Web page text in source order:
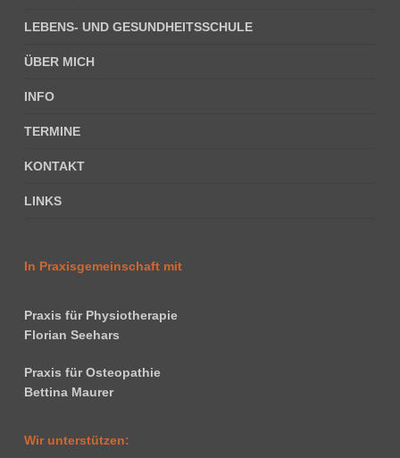
LEBENS- UND GESUNDHEITSSCHULE
ÜBER MICH
INFO
TERMINE
KONTAKT
LINKS
In Praxisgemeinschaft mit
Praxis für Physiotherapie
Florian Seehars
Praxis für Osteopathie
Bettina Maurer
Wir unterstützen: